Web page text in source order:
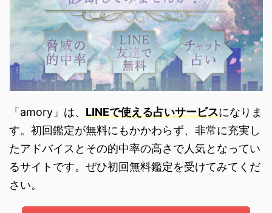
「amory」は、 LINEで使える占いサービスになりま
す。初回鑑定が無料にもかかわらず、非常に充実し
たアドバイスとその的中率の高さで人気となってい
るサイトです。ぜひ初回無料鑑定を受けてみてくだ
さい。